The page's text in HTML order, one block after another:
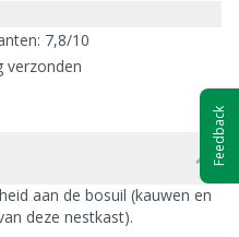
7,8/10
verzonden
aan de bosuil (kauwen en
deze nestkast).
Feedback